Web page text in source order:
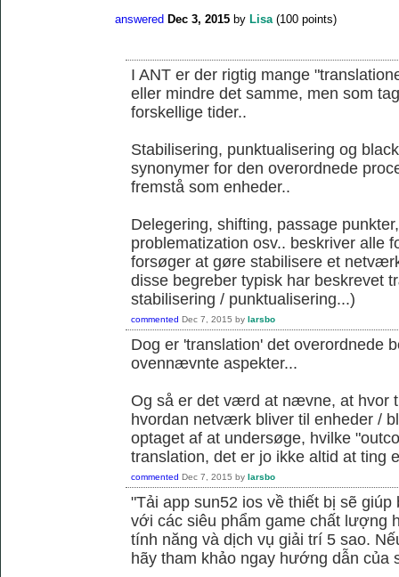
answered Dec 3, 2015 by Lisa (100 points)
I ANT er der rigtig mange
eller mindre det samme, men som
forskellige tider..
Stabilisering, punktualisering og
synonymer for den overordnede
fremstå som enheder..
Delegering, shifting, passage
problematization osv.. beskriver alle
forsøger at gøre stabilisere et
disse begreber typisk har beskrevet
stabilisering / punktualisering...)
commented Dec 7, 2015 by larsbo
Dog er 'translation' det overordnede
ovennævnte aspekter...
Og så er det værd at nævne, at hvor
hvordan netværk bliver til enheder /
optaget af at undersøge, hvilke
translation, det er jo ikke altid at ting
commented Dec 7, 2015 by larsbo
"Tải app sun52 ios về thiết bị sẽ
với các siêu phẩm game chất lượng
tính năng và dịch vụ giải trí 5 sao.
hãy tham khảo ngay hướng dẫn của